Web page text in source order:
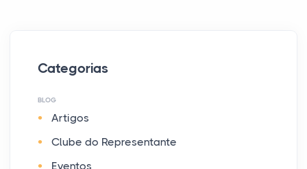
Categorias
BLOG
Artigos
Clube do Representante
Eventos